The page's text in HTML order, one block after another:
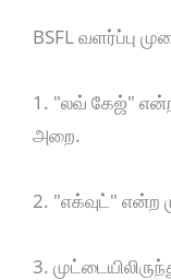
BSFL வளர்ப்பு
1. "லவ் கேஜ்"
அறை.
2. "எக்வுட்" என்ற
3.